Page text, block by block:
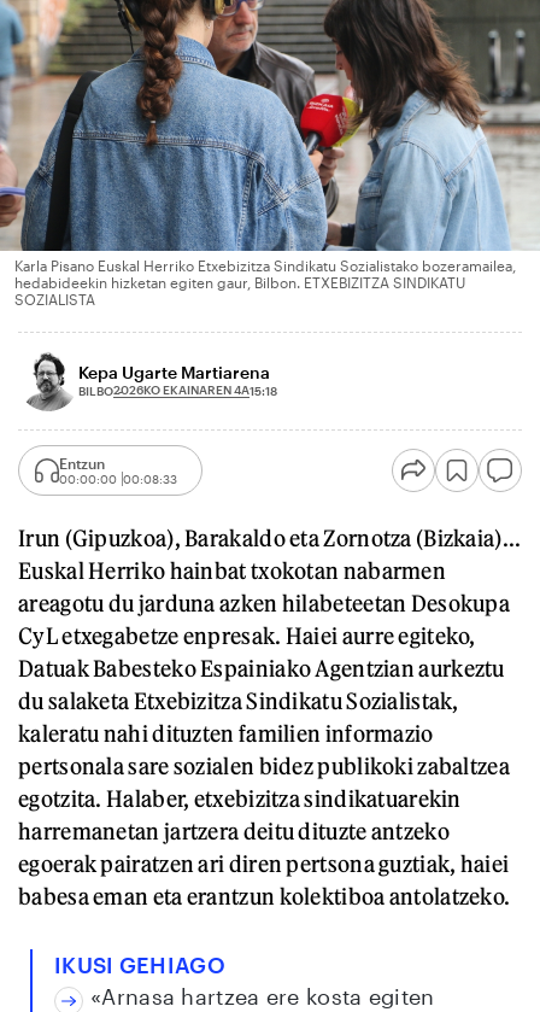
Karla Pisano Euskal Herriko Etxebizitza Sindikatu Sozialistako bozeramailea,
hedabideekin hizketan egiten gaur, Bilbon. ETXEBIZITZA SINDIKATU
SOZIALISTA
Kepa Ugarte Martiarena
BILBO2026KO EKAINAREN 4A15:18
Entzun
00:00:00 00:08:33
Irun (Gipuzkoa), Barakaldo eta Zornotza (Bizkaia)...
Euskal Herriko hainbat txokotan nabarmen
areagotu du jarduna azken hilabeteetan Desokupa
CyL etxegabetze enpresak. Haiei aurre egiteko,
Datuak Babesteko Espainiako Agentzian aurkeztu
du salaketa Etxebizitza Sindikatu Sozialistak,
kaleratu nahi dituzten familien informazio
pertsonala sare sozialen bidez publikoki zabaltzea
egotzita. Halaber, etxebizitza sindikatuarekin
harremanetan jartzera deitu dituzte antzeko
egoerak pairatzen ari diren pertsona guztiak, haiei
babesa eman eta erantzun kolektiboa antolatzeko.
IKUSI GEHIAGO
«Arnasa hartzea ere kosta egiten